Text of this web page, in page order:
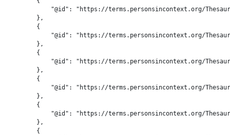
"@id": "https://terms.personsincontext.org/
        },
        {
"@id": "https://terms.personsincontext.org/
        },
        {
"@id": "https://terms.personsincontext.org/
        },
        {
"@id": "https://terms.personsincontext.org/
        },
        {
"@id": "https://terms.personsincontext.org/
        },
        {